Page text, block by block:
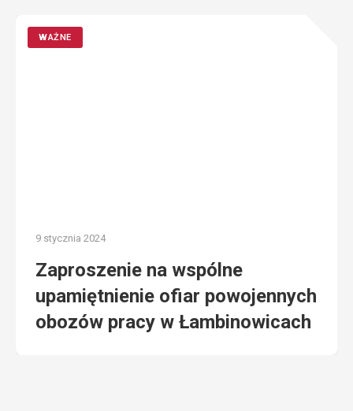
WAŻNE
9 stycznia 2024
Zaproszenie na wspólne
upamiętnienie ofiar powojennych
obozów pracy w Łambinowicach